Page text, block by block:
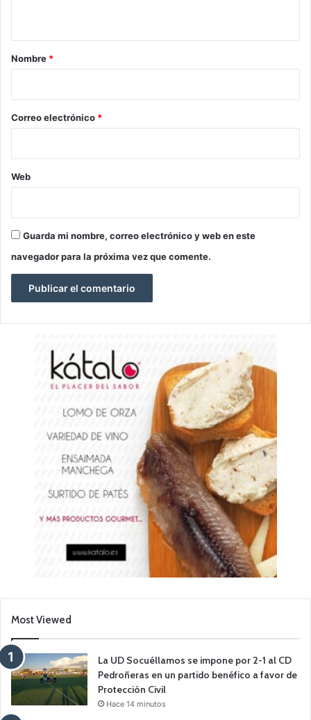
r
*
Nombre *
Correo electrónico *
Web
Guarda mi nombre, correo electrónico y web en este
navegador para la próxima vez que comente.
Most Viewed
La UD Socuéllamos se impone por 2-1 al CD
Pedroñeras en un partido benéfico a favor de
Protección Civil
Hace 14 minutos